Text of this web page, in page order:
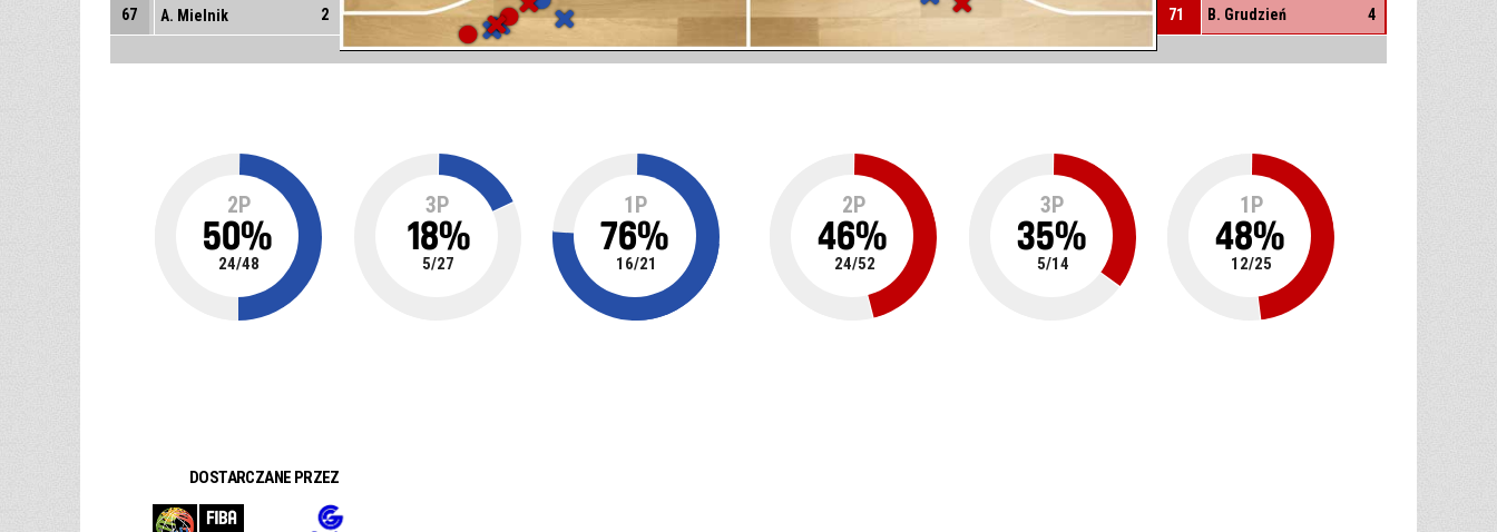
67 A. Mielnik 2 71 B. Grudzień 4
2P
50%
24/48
3P
18%
5/27
1P
76%
16/21
2P
46%
24/52
3P
35%
5/14
1P
48%
12/25
DOSTARCZANE PRZEZ